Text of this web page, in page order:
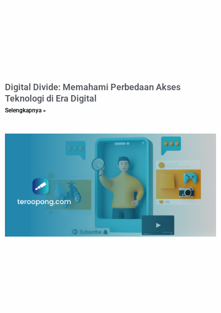
Digital Divide: Memahami Perbedaan Akses
Teknologi di Era Digital
Selengkapnya »